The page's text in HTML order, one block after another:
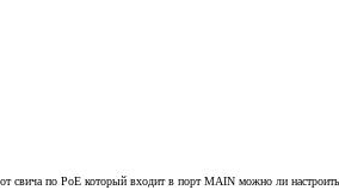
свича по PoE который входит в порт MAIN можно ли